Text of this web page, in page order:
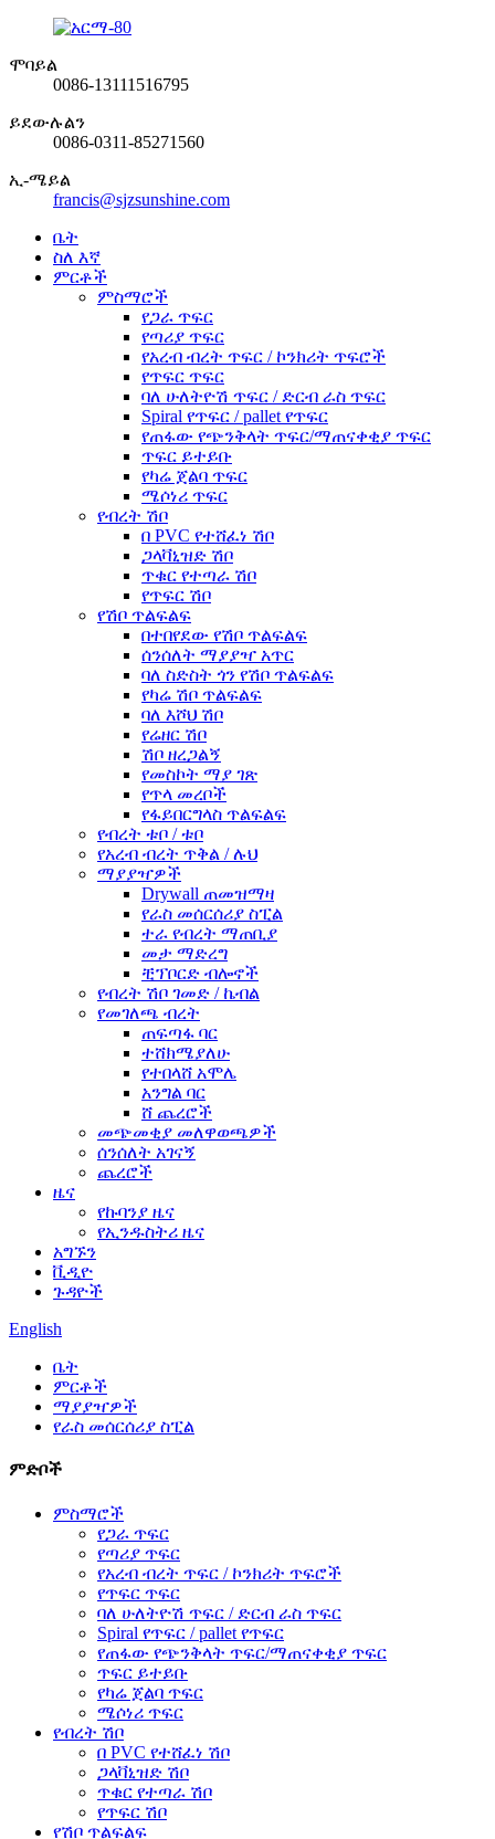
ሞባይል
0086-13111516795
ይደውሉልን
0086-0311-85271560
ኢ-ሜይል
francis@sjzsunshine.com
ቤት
ስለ እኛ
ምርቶች
ምስማሮች
የጋራ ጥፍር
የጣሪያ ጥፍር
የአረብ ብረት ጥፍር / ኮንክሪት ጥፍሮች
የጥፍር ጥፍር
ባለ ሁለትዮሽ ጥፍር / ድርብ ራስ ጥፍር
Spiral የጥፍር / pallet የጥፍር
የጠፋው የጭንቅላት ጥፍር/ማጠናቀቂያ ጥፍር
ጥፍር ይተይቡ
የካሬ ጀልባ ጥፍር
ሜሶነሪ ጥፍር
የብረት ሽቦ
በ PVC የተሸፈነ ሽቦ
ጋላቫኒዝድ ሽቦ
ጥቁር የተጣራ ሽቦ
የጥፍር ሽቦ
የሽቦ ጥልፍልፍ
በተበየደው የሽቦ ጥልፍልፍ
ሰንሰለት ማያያዣ አጥር
ባለ ስድስት ጎን የሽቦ ጥልፍልፍ
የካሬ ሽቦ ጥልፍልፍ
ባለ እሾህ ሽቦ
የሬዘር ሽቦ
ሽቦ ዘረጋልኝ
የመስኮት ማያ ገጽ
የጥላ መረቦች
የፋይበርግላስ ጥልፍልፍ
የብረት ቱቦ / ቱቦ
የአረብ ብረት ጥቅል / ሉህ
ማያያዣዎች
Drywall ጠመዝማዛ
የራስ መሰርሰሪያ ስፒል
ተራ የብረት ማጠቢያ
መታ ማድረግ
ቺፕቦርድ ብሎኖች
የብረት ሽቦ ገመድ / ኬብል
የመገለጫ ብረት
ጠፍጣፋ ባር
ተሸክሜያለሁ
የተበላሸ አሞሌ
አንግል ባር
ሸ ጨረሮች
መጭመቂያ መለዋወጫዎች
ሰንሰለት አገናኝ
ጨረሮች
ዜና
የኩባንያ ዜና
የኢንዱስትሪ ዜና
አግኙን
ቪዲዮ
ጉዳዮች
English
ቤት
ምርቶች
ማያያዣዎች
የራስ መሰርሰሪያ ስፒል
ምድቦች
ምስማሮች
የጋራ ጥፍር
የጣሪያ ጥፍር
የአረብ ብረት ጥፍር / ኮንክሪት ጥፍሮች
የጥፍር ጥፍር
ባለ ሁለትዮሽ ጥፍር / ድርብ ራስ ጥፍር
Spiral የጥፍር / pallet የጥፍር
የጠፋው የጭንቅላት ጥፍር/ማጠናቀቂያ ጥፍር
ጥፍር ይተይቡ
የካሬ ጀልባ ጥፍር
ሜሶነሪ ጥፍር
የብረት ሽቦ
በ PVC የተሸፈነ ሽቦ
ጋላቫኒዝድ ሽቦ
ጥቁር የተጣራ ሽቦ
የጥፍር ሽቦ
የሽቦ ጥልፍልፍ